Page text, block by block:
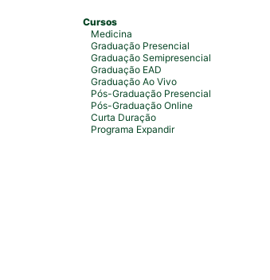
Cursos
Medicina
Graduação Presencial
Graduação Semipresencial
Graduação EAD
Graduação Ao Vivo
Pós-Graduação Presencial
Pós-Graduação Online
Curta Duração
Programa Expandir